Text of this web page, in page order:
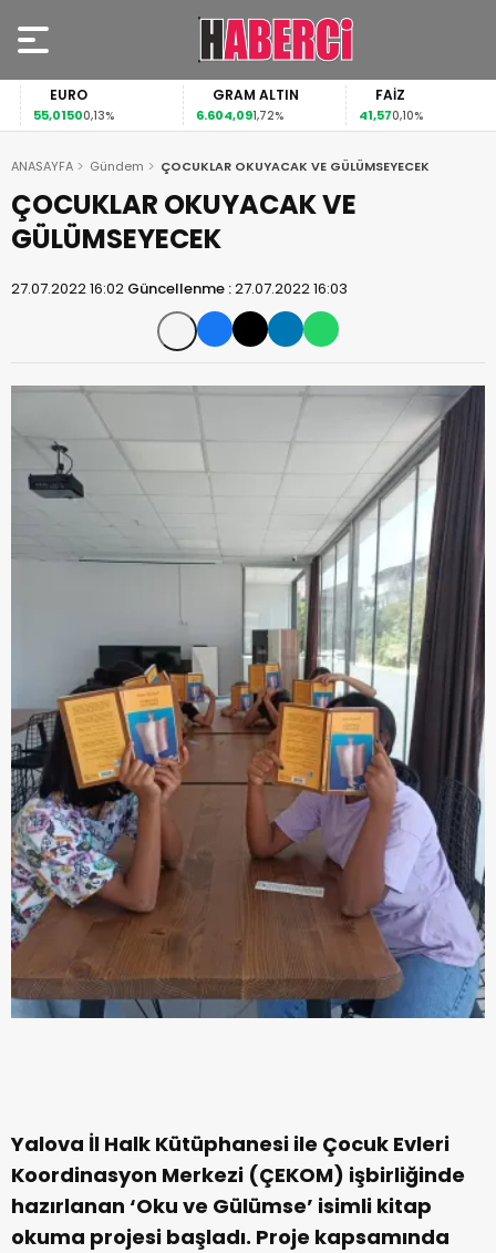
EURO
55,01500,13%
GRAM ALTIN
6.604,091,72%
FAİZ
41,570,10%
ANASAYFA Gündem ÇOCUKLAR OKUYACAK VE GÜLÜMSEYECEK
ÇOCUKLAR OKUYACAK VE
GÜLÜMSEYECEK
27.07.2022 16:02 Güncellenme :27.07.2022 16:03
Yalova İl Halk Kütüphanesi ile Çocuk Evleri
Koordinasyon Merkezi (ÇEKOM) işbirliğinde
hazırlanan ‘Oku ve Gülümse’ isimli kitap
okuma projesi başladı. Proje kapsamında